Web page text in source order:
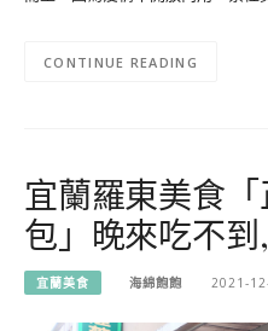
CONTINUE READING
宜蘭羅東美食
包」晚來吃不
宜蘭美食 海綿飽飽 2021-